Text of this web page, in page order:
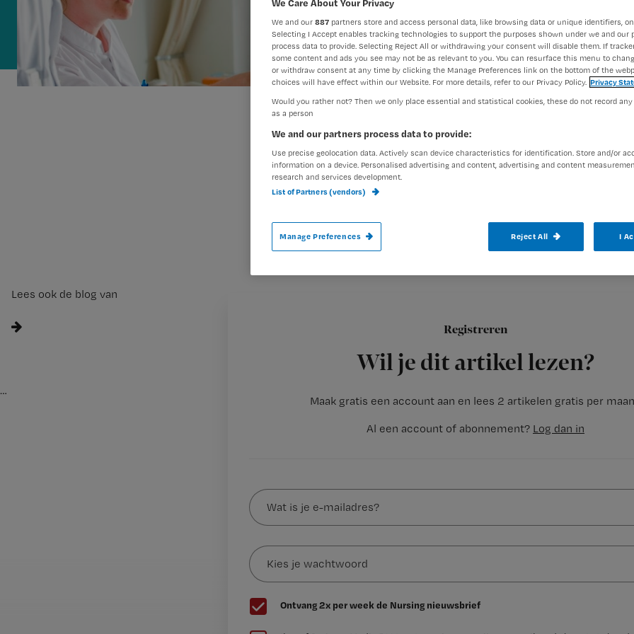
Auteur:Jeroen Wapenaar7
Registreren
Wil je dit artikel lezen?
Maak gratis een account aan en lees 2 artikelen gratis per
Al een account of abonnement? Log dan in
Wat
is
je
mailadres?
*
Kies
je
wachtwoord
G
e
Ontvang 2x per week de Nursing nieuwsbrief
Deel 2 van dit tweeluik over artsenvisite
Daar zijn verschillende instrumenten
bekendste, maar er zijn alternatieven.
Lees ook de blog van
…
We and our 887 partners store and access personal data, like browsing data or unique identifiers,
Selecting I Accept enables tracking technologies to support the purposes shown under we and our
process data to provide. Selecting Reject All or withdrawing your consent will disable them. If
some content and ads you see may not be as relevant to you. You can resurface this menu to
or withdraw consent at any time by clicking the Manage Preferences link on the bottom of the
choices will have effect within our Website. For more details, refer to our Privacy Policy. Privacy
Would you rather not? Then we only place essential and statistical cookies, these do not record
as a person
We and our partners process data to provide:
Use precise geolocation data. Actively scan device characteristics for identification. Store and/or
information on a device. Personalised advertising and content, advertising and content
research and services development.
List of Partners (vendors)
Manage Preferences Reject All I